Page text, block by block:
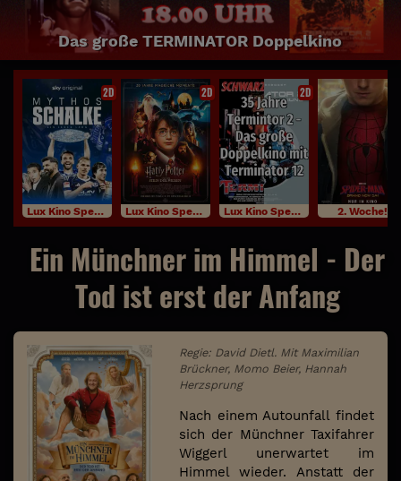
Das große TERMINATOR Doppelkino
2D
Lux Kino Specials
2D
Lux Kino Specials
2D
Lux Kino Specials 2. Woche!
Ein Münchner im Himmel - Der
Tod ist erst der Anfang
Regie: David Dietl. Mit Maximilian
Brückner, Momo Beier, Hannah
Herzsprung
Nach einem Autounfall findet
sich der Münchner Taxifahrer
Wiggerl unerwartet im
Himmel wieder. Anstatt der